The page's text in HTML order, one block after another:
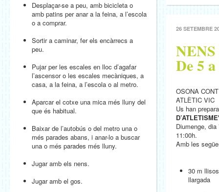
Desplaçar-se a peu, amb bicicleta o
amb patins per anar a la feina, a l’escola
o a comprar.
Sortir a caminar, fer els encàrrecs a
peu.
Pujar per les escales en lloc d’agafar
l’ascensor o les escales mecàniques, a
casa, a la feina, a l’escola o al metro.
Aparcar el cotxe una mica més lluny del
que és habitual.
Baixar de l’autobús o del metro una o
més parades abans, i anar-lo a buscar
una o més parades més lluny.
Jugar amb els nens.
Jugar amb el gos.
26 SETEMBRE
De 5
OSONA
ATLÈTIC VIC
Us han
Diumenge, dia
11:00h.
Amb les
30 m
llargada